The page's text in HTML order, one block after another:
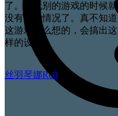
了。我玩别的游戏的时候就
没有这种情况了。真不知道
这游戏怎么想的，会搞出这
样的设定。
丝羽琴娜Re0